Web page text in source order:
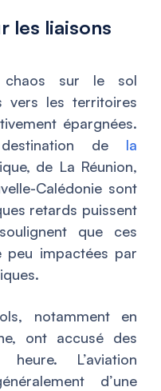
les liaisons
sur le sol
vers les territoires
épargnées.
de la
de La Réunion,
Calédonie sont
retards puissent
que ces
peu impactées par
notamment en
ont accusé des
L’aviation
d’une